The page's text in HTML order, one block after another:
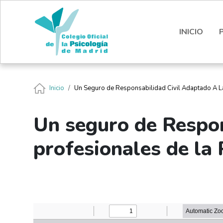
un
Pasar al contenido principal
INICIO
Ruta de navegación
Inicio Un Seguro de Responsabilidad Civil Adaptado A
Un seguro de
profesionales de la